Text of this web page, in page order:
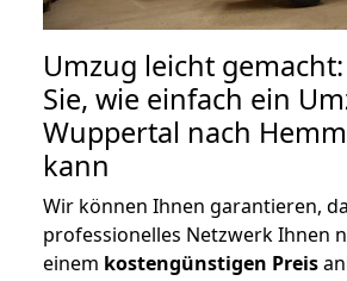
Umzug leicht
Sie, wie einfach ein
Wuppertal nach
kann
Wir können Ihnen garantieren,
professionelles Netzwerk Ihnen
einem kostengünstigen Preis